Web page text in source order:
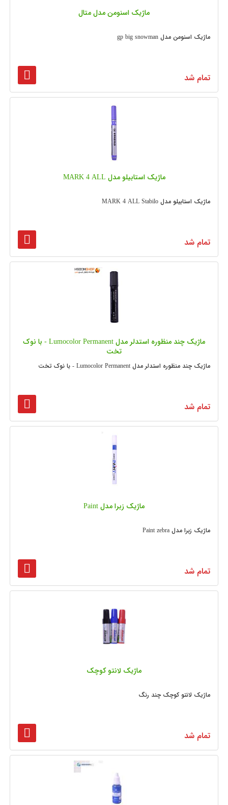
ماژیک اسنومن مدل متال
ماژیک اسنومن مدل gp big snowman
تمام شد
ماژیک استابیلو مدل MARK 4 ALL
ماژیک استابیلو مدل MARK 4 ALL Stabilo
تمام شد
ماژیک چند منظوره استدلر مدل Lumocolor Permanent - با نوک
تخت
ماژیک چند منظوره استدلر مدل Lumocolor Permanent - با نوک تخت
تمام شد
ماژیک زبرا مدل Paint
ماژیک زبرا مدل Paint zebra
تمام شد
ماژیک لانتو کوچک
ماژیک لانتو کوچک چند رنگ
تمام شد